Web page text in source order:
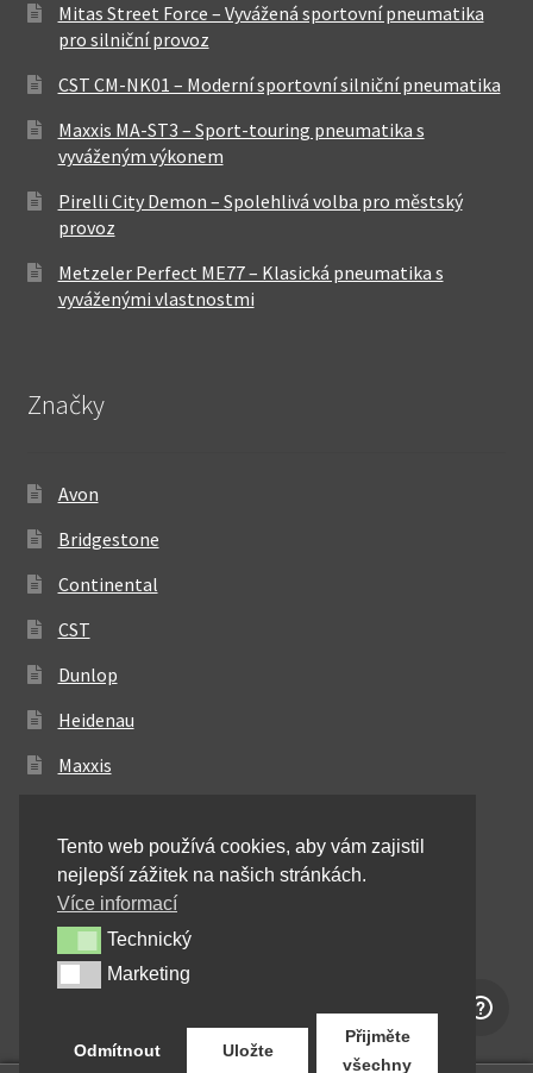
Mitas Street Force – Vyvážená sportovní pneumatika
pro silniční provoz
CST CM-NK01 – Moderní sportovní silniční pneumatika
Maxxis MA-ST3 – Sport-touring pneumatika s
vyváženým výkonem
Pirelli City Demon – Spolehlivá volba pro městský
provoz
Metzeler Perfect ME77 – Klasická pneumatika s
vyváženými vlastnostmi
Značky
Avon
Bridgestone
Continental
CST
Dunlop
Heidenau
Maxxis
Michelin
Mitas
Pirelli
Shinko
Tento web používá cookies, aby vám zajistil
nejlepší zážitek na našich stránkách.
Více informací
TechnickýTechnický
MarketingMarketing
Odmítnout Uložte
Přijměte
všechny